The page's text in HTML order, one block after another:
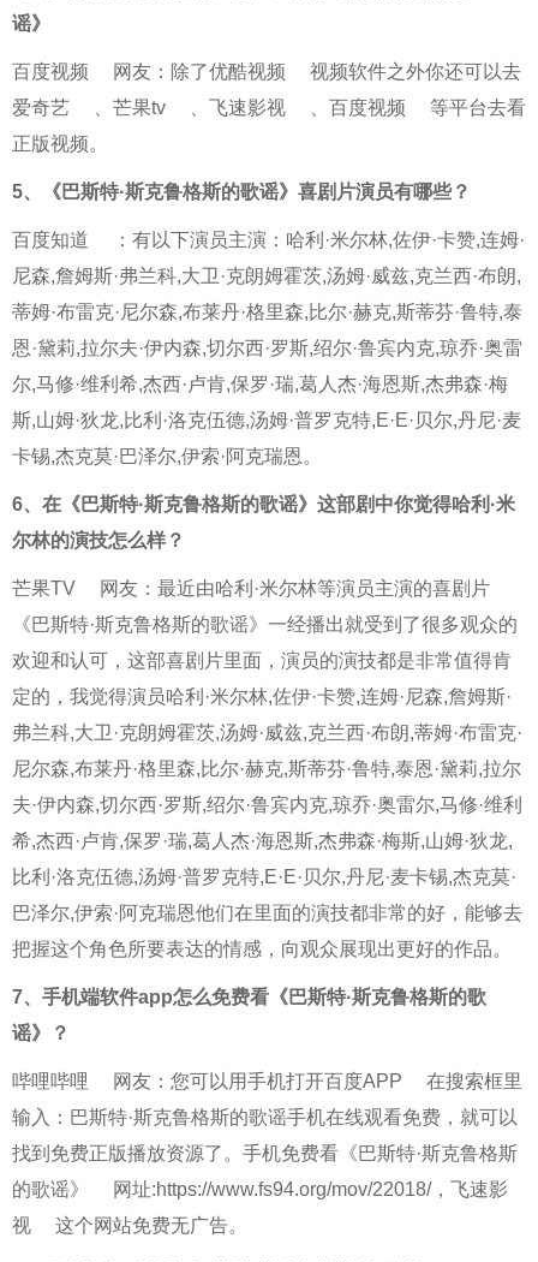
谣》
百度视频 网友：除了优酷视频
视频软件之外你还可以去
爱奇艺
、 芒果tv 、 飞速影视 、 百度视频
等平台去看
正版视频。
5、 《巴斯特·斯克鲁格斯的歌谣》喜剧片演员有哪些？
百度知道
：有以下演员主演：哈利·米尔林,佐伊·卡赞,连姆·
尼森,詹姆斯·弗兰科,大卫·克朗姆霍茨,汤姆·威兹,克兰西·布朗,
蒂姆·布雷克·尼尔森,布莱丹·格里森,比尔·赫克,斯蒂芬·鲁特,泰
恩·黛莉,拉尔夫·伊内森,切尔西·罗斯,绍尔·鲁宾内克,琼乔·奥雷
尔,马修·维利希,杰西·卢肯,保罗·瑞,葛人杰·海恩斯,杰弗森·梅
斯,山姆·狄龙,比利·洛克伍德,汤姆·普罗克特,E·E·贝尔,丹尼·麦
卡锡,杰克莫·巴泽尔,伊索·阿克瑞恩。
6、 在《巴斯特·斯克鲁格斯的歌谣》这部剧中你觉得哈利·米
尔林的演技怎么样？
芒果TV
网友：最近由哈利·米尔林等演员主演的喜剧片
《巴斯特·斯克鲁格斯的歌谣》一经播出就受到了很多观众的
欢迎和认可，这部喜剧片里面，演员的演技都是非常值得肯
定的，我觉得演员哈利·米尔林,佐伊·卡赞,连姆·尼森,詹姆斯·
弗兰科,大卫·克朗姆霍茨,汤姆·威兹,克兰西·布朗,蒂姆·布雷克·
尼尔森,布莱丹·格里森,比尔·赫克,斯蒂芬·鲁特,泰恩·黛莉,拉尔
夫·伊内森,切尔西·罗斯,绍尔·鲁宾内克,琼乔·奥雷尔,马修·维利
希,杰西·卢肯,保罗·瑞,葛人杰·海恩斯,杰弗森·梅斯,山姆·狄龙,
比利·洛克伍德,汤姆·普罗克特,E·E·贝尔,丹尼·麦卡锡,杰克莫·
巴泽尔,伊索·阿克瑞恩他们在里面的演技都非常的好，能够去
把握这个角色所要表达的情感，向观众展现出更好的作品。
7、 手机端软件app怎么免费看《巴斯特·斯克鲁格斯的歌
谣》？
哔哩哔哩 网友：您可以用手机打开百度APP
在搜索框里
输入：巴斯特·斯克鲁格斯的歌谣手机在线观看免费，就可以
找到免费正版播放资源了。手机免费看 《巴斯特·斯克鲁格斯
的歌谣》
网址:https://www.fs94.org/mov/22018/， 飞速影
视
这个网站免费无广告。